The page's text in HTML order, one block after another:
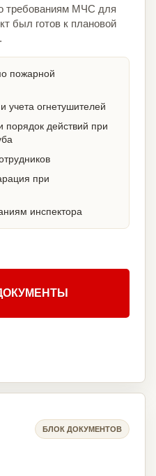
требованиям МЧС для
был готов к плановой
пожарной
учета огнетушителей
порядок действий при
при
инспектора
БЛОК ДОКУМЕНТОВ